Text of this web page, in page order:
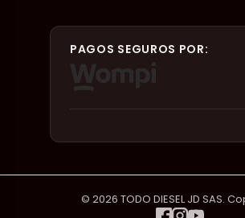
PAGOS SEGUROS POR:
© 2026 TODO DIESEL JD SAS.